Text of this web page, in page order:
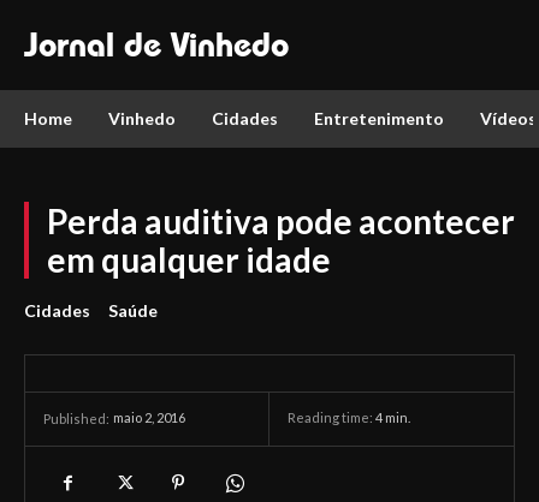
Jornal de Vinhedo
Home Vinhedo Cidades Entretenimento Vídeos
Perda auditiva pode acontecer
em qualquer idade
Cidades Saúde
Published: maio 2, 2016 Reading time: 4 min.